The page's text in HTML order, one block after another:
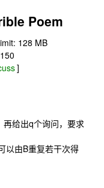
Poem
128 MB
]
给出q个询问，要求
以由B重复若干次得